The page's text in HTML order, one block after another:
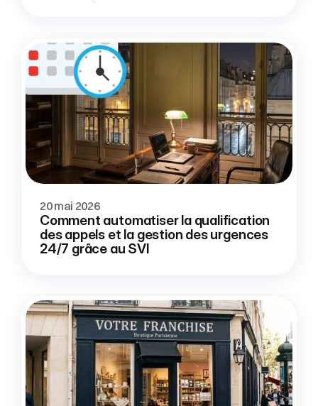
20 mai 2026
Comment automatiser la qualification
des appels et la gestion des urgences
24/7 grâce au SVI